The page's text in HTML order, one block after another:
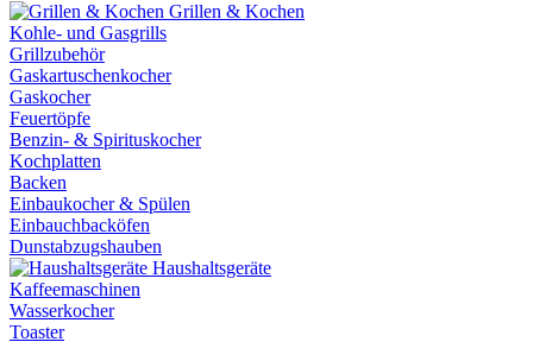
Grillen & Kochen
Kohle- und Gasgrills
Grillzubehör
Gaskartuschenkocher
Gaskocher
Feuertöpfe
Benzin- & Spirituskocher
Kochplatten
Backen
Einbaukocher & Spülen
Einbauchbacköfen
Dunstabzugshauben
Haushaltsgeräte
Kaffeemaschinen
Wasserkocher
Toaster